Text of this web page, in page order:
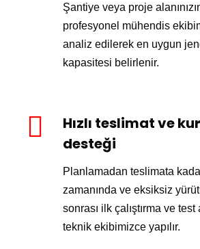
Şantiye veya proje
profesyonel mühendis
analiz edilerek en uygun
kapasitesi belirlenir.
Hızlı teslimat ve
desteği
Planlamadan teslimata
zamanında ve eksiksiz
sonrası ilk çalıştırma ve test
teknik ekibimizce yapılır.